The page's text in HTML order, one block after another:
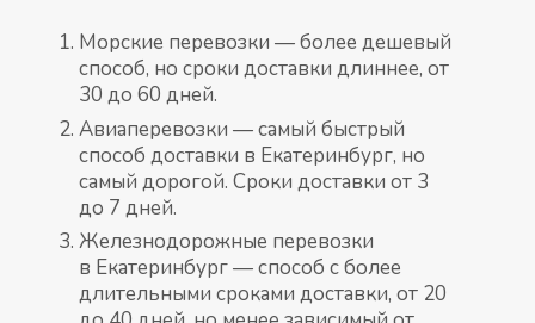
Морские перевозки — более дешевый
способ, но сроки доставки длиннее, от
30 до 60 дней.
Авиаперевозки — самый быстрый
способ доставки в Екатеринбург, но
самый дорогой. Сроки доставки от 3
до 7 дней.
Железнодорожные перевозки
в Екатеринбург — способ с более
длительными сроками доставки, от 20